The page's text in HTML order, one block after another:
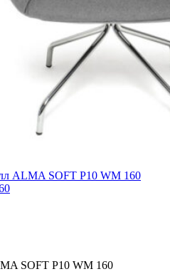
ALMA SOFT P10 WM 160
SOFT P10 WM 160